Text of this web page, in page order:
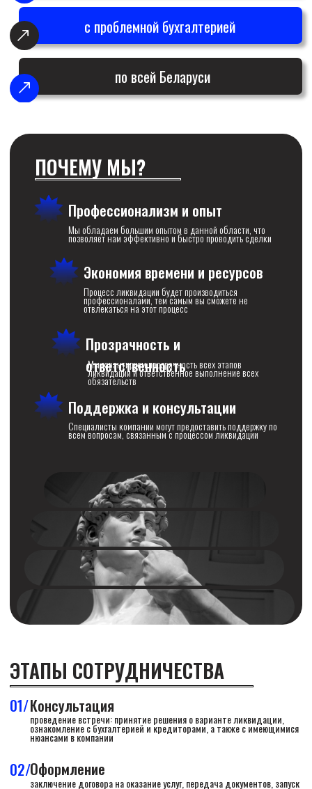
Экономия времени и ресурсов
Прозрачность и
ответственность
Поддержка и консультации
Процесс ликвидации будет производиться
профессионалами, тем самым вы сможете не
отвлекаться на этот процесс
Мы гарантируем прозрачность всех этапов
ликвидации и ответственное выполнение всех
ЭТАПЫ СОТРУДНИЧЕСТВА
Передача
проведение встречи: принятие решения о варианте ликвидации,
ознакомление с бухгалтерией и кредиторами, а также с имеющимися
нюансами в компании
заключение договора на оказание услуг, передача документов, запуск
процесса ликвидации, подписание договоров и актов приема-
передача окончательных документов по ликвидации, закрытие
актов выполненных работ
ПОЛУЧИТЬ КОНСУЛЬТАЦИЮ
НАШИ ПАРТНЕРЫ